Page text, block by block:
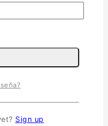
Sign up